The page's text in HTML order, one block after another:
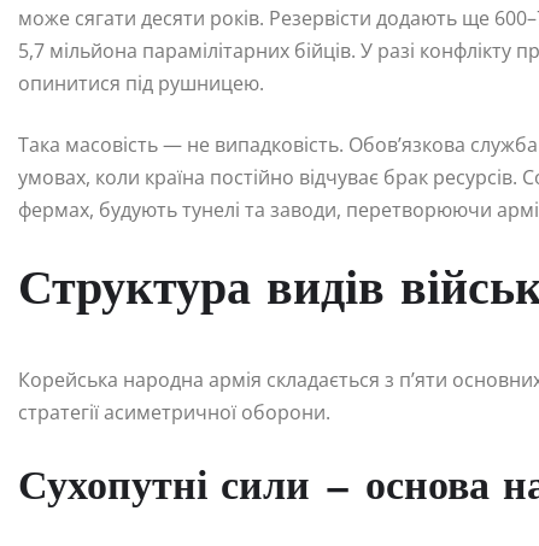
може сягати десяти років. Резервісти додають ще
5,7 мільйона парамілітарних бійців. У разі
опинитися під рушницею.
Така масовість — не випадковість. Обов’язкова
умовах, коли країна постійно відчуває брак
фермах, будують тунелі та заводи, перетворюючи
Структура видів
Корейська народна армія складається з п’яти
стратегії асиметричної оборони.
Сухопутні сили — основа